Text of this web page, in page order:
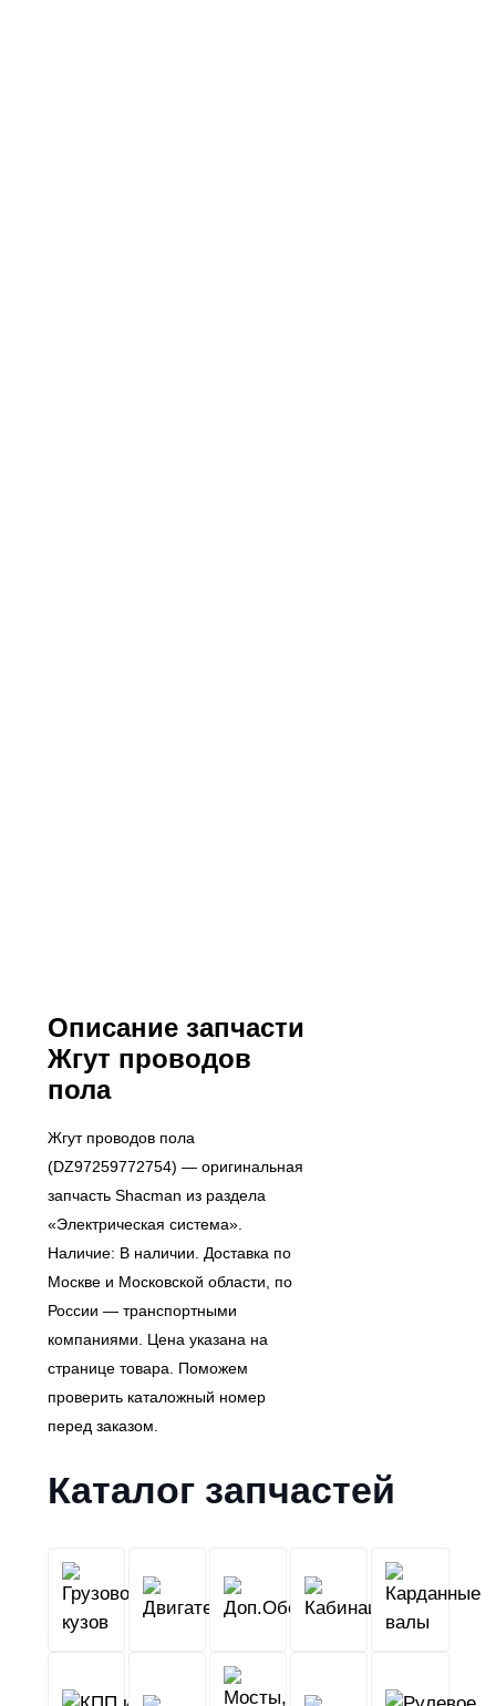
Описание запчасти
Жгут проводов
пола
Жгут проводов пола
(DZ97259772754) — оригинальная
запчасть Shacman из раздела
«Электрическая система».
Наличие: В наличии. Доставка по
Москве и Московской области, по
России — транспортными
компаниями. Цена указана на
странице товара. Поможем
проверить каталожный номер
перед заказом.
Каталог запчастей
Грузовой
кузов
Двигатель Кабина
КПП